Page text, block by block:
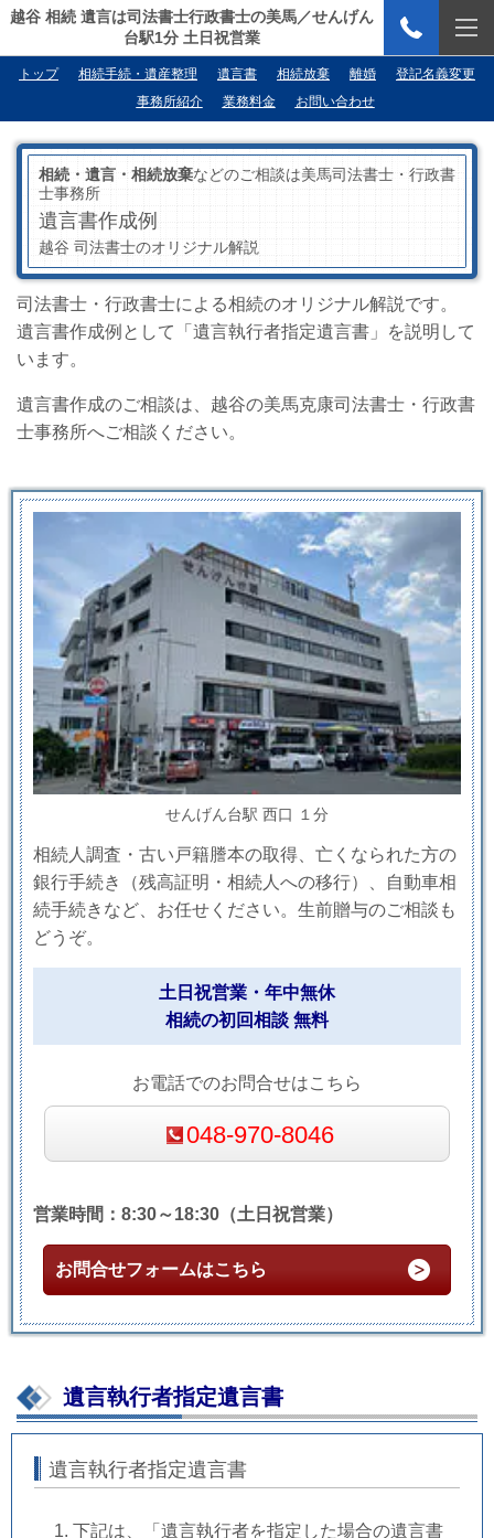
越谷 相続 遺言は司法書士行政書士の美馬／せんげん
台駅1分 土日祝営業
トップ 相続手続・遺産整理 遺言書 相続放棄 離婚
登記名義変更
事務所紹介
業務料金 お問い合わせ
相続・遺言・相続放棄などのご相談は美馬司法書士・行政書
士事務所
遺言書作成例
越谷 司法書士のオリジナル解説
司法書士・行政書士による相続のオリジナル解説です。
遺言書作成例として「遺言執行者指定遺言書」を説明して
います。
遺言書作成のご相談は、越谷の美馬克康司法書士・行政書
士事務所へご相談ください。
せんげん台駅 西口 １分
相続人調査・古い戸籍謄本の取得、亡くなられた方の
銀行手続き（残高証明・相続人への移行）、自動車相
続手続きなど、お任せください。生前贈与のご相談も
どうぞ。
土日祝営業・年中無休
相続の初回相談 無料
お電話でのお問合せはこちら
048-970-8046
営業時間：8:30～18:30（土日祝営業）
お問合せフォームはこちら
遺言執行者指定遺言書
遺言執行者指定遺言書
下記は、「遺言執行者を指定した場合の遺言書